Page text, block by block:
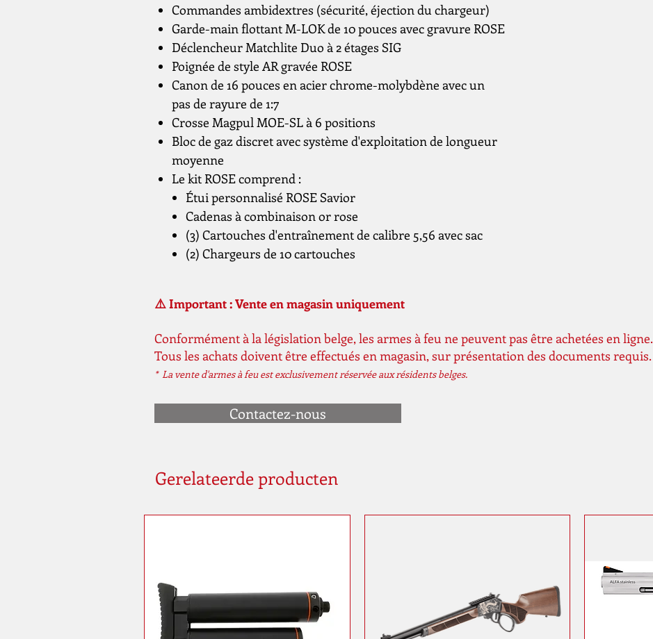
Commandes ambidextres (sécurité, éjection du chargeur)
Garde-main flottant M-LOK de 10 pouces avec gravure ROSE
Déclencheur Matchlite Duo à 2 étages SIG
Poignée de style AR gravée ROSE
Canon de 16 pouces en acier chrome-molybdène avec un
pas de rayure de 1:7
Crosse Magpul MOE-SL à 6 positions
Bloc de gaz discret avec système d'exploitation de longueur
moyenne
Le kit ROSE comprend :
Étui personnalisé ROSE Savior
Cadenas à combinaison or rose
(3) Cartouches d'entraînement de calibre 5,56 avec sac
(2) Chargeurs de 10 cartouches
⚠️ Important : Vente en magasin uniquement
Conformément à la législation belge, les armes à feu ne peuvent pas être achetées en ligne.
Tous les achats doivent être effectués en magasin, sur présentation des documents requis.
* La vente d'armes à feu est exclusivement réservée aux résidents belges.
Contactez-nous
Gerelateerde producten